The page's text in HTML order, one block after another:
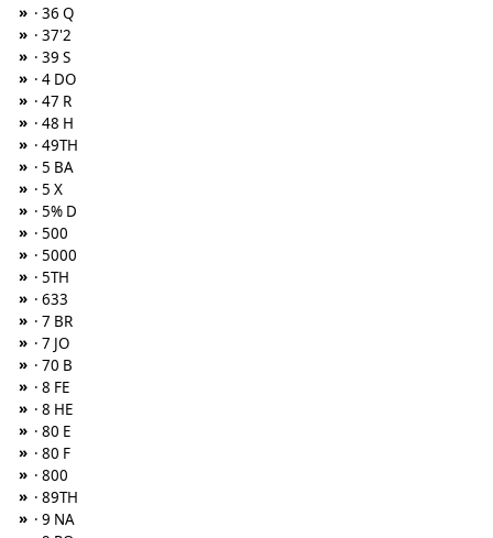
» · 36 Q
» · 37'2
» · 39 S
» · 4 DO
» · 47 R
» · 48 H
» · 49TH
» · 5 BA
» · 5 X
» · 5% D
» · 500
» · 5000
» · 5TH
» · 633
» · 7 BR
» · 7 JO
» · 70 B
» · 8 FE
» · 8 HE
» · 80 E
» · 80 F
» · 800
» · 89TH
» · 9 NA